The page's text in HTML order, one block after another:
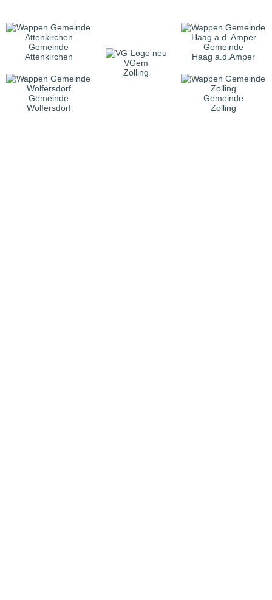
Gemeinde
Attenkirchen
VGem
Zolling
Gemeinde
Haag a.d.Amper
Gemeinde
Wolfersdorf
Gemeinde
Zolling